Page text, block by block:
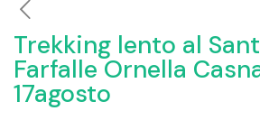
Trekking lento al
Farfalle Ornella
17agosto